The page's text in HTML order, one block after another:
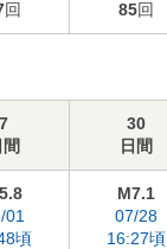
回 85回
7
間
30
日間
01
頃
M7.1
07/28
16:27頃